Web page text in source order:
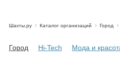
Шахты.ру Каталог организаций Город
Город Hi-Tech Мода и